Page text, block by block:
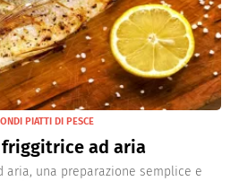
PIATTI DI PESCE
ad aria
aria, una preparazione semplice e